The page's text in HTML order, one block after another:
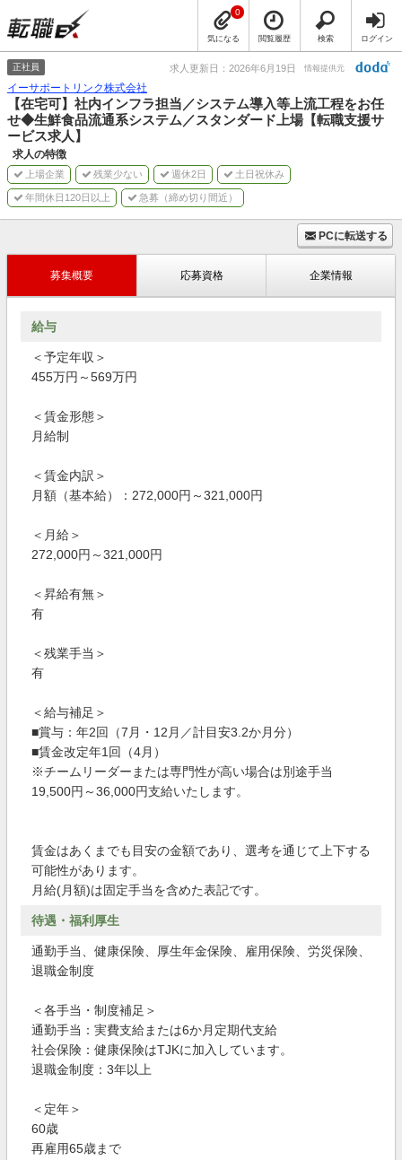
気になる
0
閲覧履歴 検索 ログイン
正社員 求人更新日：2026年6月19日 情報提供元
イーサポートリンク株式会社
【在宅可】社内インフラ担当／システム導入等上流工程をお任
せ◆生鮮食品流通系システム／スタンダード上場【転職支援サ
ービス求人】
求人の特徴
上場企業 残業少ない 週休2日 土日祝休み
年間休日120日以上 急募（締め切り間近）
PCに転送する
募集概要 応募資格 企業情報
給与
＜予定年収＞
455万円～569万円
＜賃金形態＞
月給制
＜賃金内訳＞
月額（基本給）：272,000円～321,000円
＜月給＞
272,000円～321,000円
＜昇給有無＞
有
＜残業手当＞
有
＜給与補足＞
■賞与：年2回（7月・12月／計目安3.2か月分）
■賃金改定年1回（4月）
※チームリーダーまたは専門性が高い場合は別途手当
19,500円～36,000円支給いたします。
賃金はあくまでも目安の金額であり、選考を通じて上下する
可能性があります。
月給(月額)は固定手当を含めた表記です。
待遇・福利厚生
通勤手当、健康保険、厚生年金保険、雇用保険、労災保険、
退職金制度
＜各手当・制度補足＞
通勤手当：実費支給または6か月定期代支給
社会保険：健康保険はTJKに加入しています。
退職金制度：3年以上
＜定年＞
60歳
再雇用65歳まで